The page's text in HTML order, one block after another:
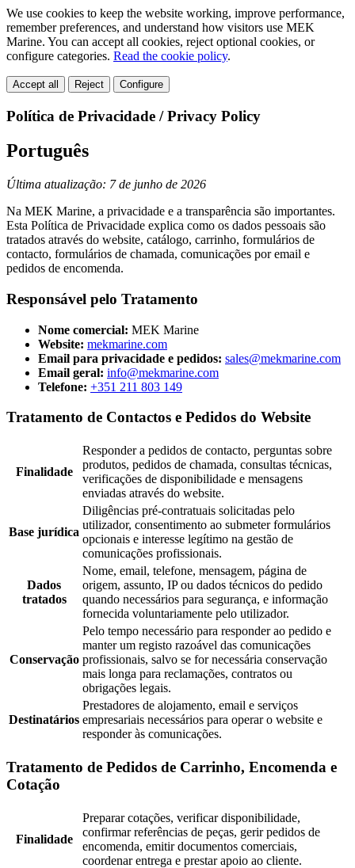
We use cookies to keep the website working, improve performance,
remember preferences, and understand how visitors use MEK
Marine. You can accept all cookies, reject optional cookies, or
configure categories. Read the cookie policy.
Accept all Reject Configure
Política de Privacidade / Privacy Policy
Português
Última atualização: 7 de junho de 2026
Na MEK Marine, a privacidade e a transparência são importantes.
Esta Política de Privacidade explica como os dados pessoais são
tratados através do website, catálogo, carrinho, formulários de
contacto, formulários de chamada, comunicações por email e
pedidos de encomenda.
Responsável pelo Tratamento
Nome comercial: MEK Marine
Website: mekmarine.com
Email para privacidade e pedidos: sales@mekmarine.com
Email geral: info@mekmarine.com
Telefone: +351 211 803 149
Tratamento de Contactos e Pedidos do Website
Finalidade
Responder a pedidos de contacto, perguntas sobre
produtos, pedidos de chamada, consultas técnicas,
verificações de disponibilidade e mensagens
enviadas através do website.
Base jurídica
Diligências pré-contratuais solicitadas pelo
utilizador, consentimento ao submeter formulários
opcionais e interesse legítimo na gestão de
comunicações profissionais.
Dados
tratados
Nome, email, telefone, mensagem, página de
origem, assunto, IP ou dados técnicos do pedido
quando necessários para segurança, e informação
fornecida voluntariamente pelo utilizador.
Conservação
Pelo tempo necessário para responder ao pedido e
manter um registo razoável das comunicações
profissionais, salvo se for necessária conservação
mais longa para reclamações, contratos ou
obrigações legais.
Destinatários
Prestadores de alojamento, email e serviços
empresariais necessários para operar o website e
responder às comunicações.
Tratamento de Pedidos de Carrinho, Encomenda e
Cotação
Finalidade
Preparar cotações, verificar disponibilidade,
confirmar referências de peças, gerir pedidos de
encomenda, emitir documentos comerciais,
coordenar entrega e prestar apoio ao cliente.